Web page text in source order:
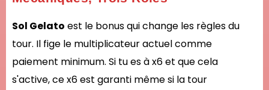
Sol Gelato est le bonus qui change les règles du
tour. Il fige le multiplicateur actuel comme
paiement minimum. Si tu es à x6 et que cela
s'active, ce x6 est garanti même si la tour